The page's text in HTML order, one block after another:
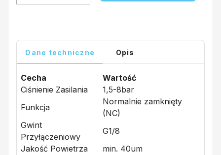
Dane techniczne Opis
Cecha
Wartość
Ciśnienie Zasilania
1,5-8bar
Funkcja
Normalnie zamknięty
(NC)
Gwint
Przyłączeniowy
G1/8
Jakość Powietrza
min. 40um